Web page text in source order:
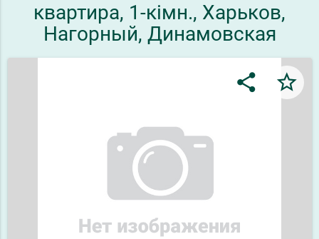
квартира, 1-кімн., Харьков,
Нагорный, Динамовская
share star_border